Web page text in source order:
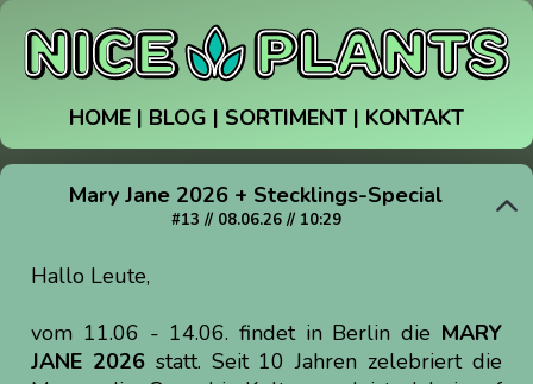
HOME | BLOG | SORTIMENT | KONTAKT
Mary Jane 2026 + Stecklings-Special
#13 // 08.06.26 // 10:29
Hallo Leute,
vom 11.06 - 14.06. findet in Berlin die MARY
JANE 2026statt. Seit 10 Jahren zelebriert die